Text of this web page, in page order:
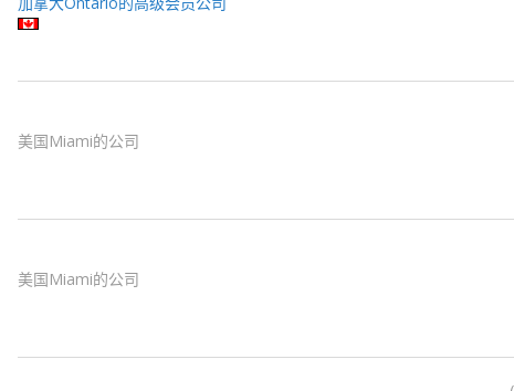
美国Miami的公司
美国Miami的公司